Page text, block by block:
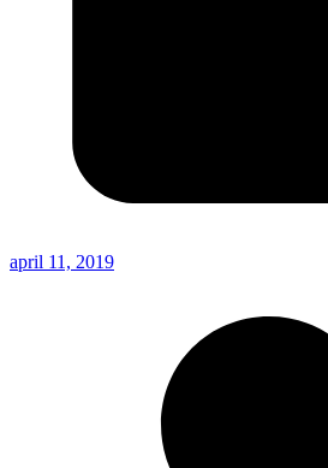
april 11, 2019